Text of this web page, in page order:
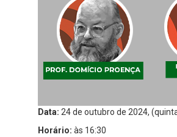
Data: 24 de outubro de 2024,
Horário: às 16:30